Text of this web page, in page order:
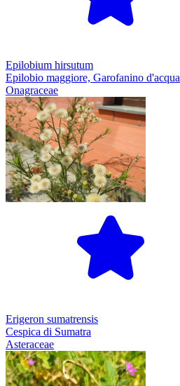
Epilobium hirsutum
Epilobio maggiore, Garofanino d'acqua
Onagraceae
Erigeron sumatrensis
Cespica di Sumatra
Asteraceae